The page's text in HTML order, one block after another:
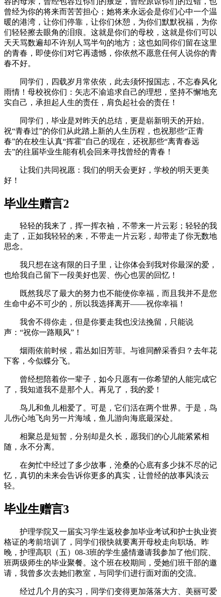
曾经为你的将来而苦苦担心；她将来永远会是你们心中一个温
暖的港湾，让你们停靠，让你们休憩，为你们默默祝福，为你
们轻轻擦去眼角的泪痕。这就是你们的母校，这就是你们可以
天天骂数遍却不许别人骂半句的地方；这也如同你们留在这里
的青春，即使你们对它再遗憾，你依然不愿意任何人说你的青
春不好。
同学们，四载岁月常依依，此去须怀报国志，不忘春风化
雨情！母校祝你们：矢志不渝追求自己的理想，坚持不懈地充
实自己，承担起人生的责任，肩负起社会的责任！
同学们，毕业是对昨天的总结，更是崭新明天的开始。
祝“青春过”的你们从此踏上新的人生历程，也祝那些“正青
春”的在校生认真“挥霍”自己的现在，还祝那些“离青春远
去”的往届毕业生能有机会回来寻找曾经的青春！
让我们共同祝愿：我们的明天会更好，学校的明天更美
好！
毕业生赠言2
轻轻的我来了，挥一挥衣袖，不带来一片云彩；轻轻的我
走了，正如我轻轻的来，不带走一片云彩，却带走了你无数地
思念。
我只想在这有限的日子里，让你体会到我对你最深的爱，
也给我自己留下一段美好也罢、伤心也罢的回忆！
既然我尽了最大的努力也不能使你幸福，而且我并不是您
生命中必不可少的，所以我选择离开——祝你幸福！
我舍不得你走，但是你要走我也没法挽留，只能说
声：“祝你一路顺风”！
烟雨依前时候，霜丛如旧芳菲。与谁同醉采香归？去年花
下客，今似蝶分飞。
曾经想陪着你一辈子，如今只愿有一你希望的人能完成它
了，我知道我不是那个人。再见了，我的爱！
鸟儿和鱼儿相爱了。可是，它们活在两个世界。于是，鸟
儿伤心地飞向另一片海域，鱼儿游向海底最深处。
相聚总是短暂，分别却是久长，愿我们的心儿能紧紧相
随，永不分离。
在匆忙中经过了多少故事，沧桑的心底有多少抹不尽的记
忆，真切的未来会告诉你更多的真实，让曾经的故事风淡云
轻。
毕业生赠言3
护理学院又一届实习学生返校参加毕业考试和护士执业资
格证的考前培训了，同学们很快就要离开母校走向职场。昨
晚，护理高职（五）08-3班的学生盛情邀请我参加了他们院、
班两级师生的毕业聚餐。这个班在校期间，受她们班干部的邀
请，我曾多次去她们教室，与同学们进行面对面的交流。
经过几个月的实习，同学们变得更加落落大方、美丽可爱